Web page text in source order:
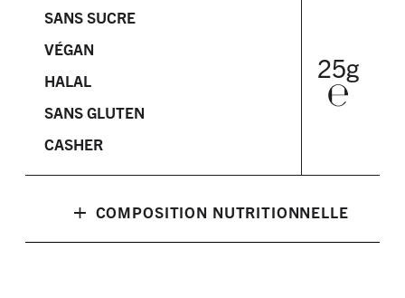
SANS SUCRE
VÉGAN
HALAL
SANS GLUTEN
CASHER
25g
℮
+ COMPOSITION NUTRITIONNELLE